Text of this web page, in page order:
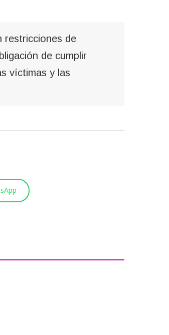
restricciones de
de cumplir
víctimas y las